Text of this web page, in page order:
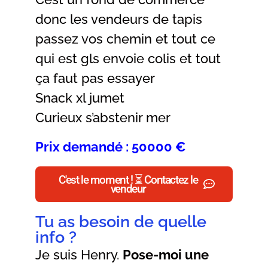
donc les vendeurs de tapis
passez vos chemin et tout ce
qui est gls envoie colis et tout
ça faut pas essayer
Snack xl jumet
Curieux s’abstenir mer
Prix demandé : 50000 €
C'est le moment ! ⏳ Contactez le
vendeur
Je suis Henry. Pose-moi une
Tu as besoin de quelle
info ?